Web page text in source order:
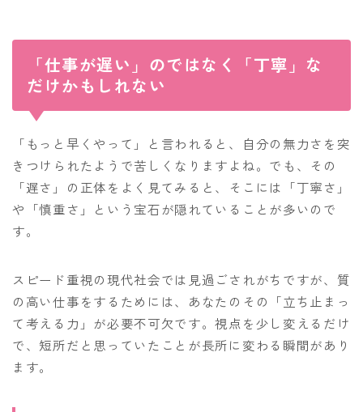
「仕事が遅い」のではなく「丁寧」な
だけかもしれない
「もっと早くやって」と言われると、自分の無力さを突
きつけられたようで苦しくなりますよね。でも、その
「遅さ」の正体をよく見てみると、そこには「丁寧さ」
や「慎重さ」という宝石が隠れていることが多いので
す。
スピード重視の現代社会では見過ごされがちですが、質
の高い仕事をするためには、あなたのその「立ち止まっ
て考える力」が必要不可欠です。視点を少し変えるだけ
で、短所だと思っていたことが長所に変わる瞬間があり
ます。